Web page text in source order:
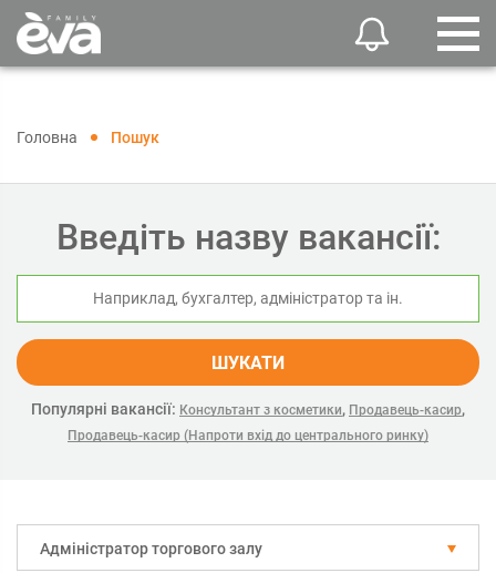
Головна Пошук
Введіть назву вакансії:
ШУКАТИ
Популярні вакансії: Консультант з косметики, Продавець-касир,
Продавець-касир (Напроти вхід до центрального ринку)
Адміністратор торгового залу